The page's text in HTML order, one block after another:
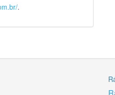
.